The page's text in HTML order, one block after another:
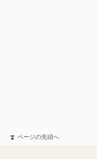
ページの先頭へ